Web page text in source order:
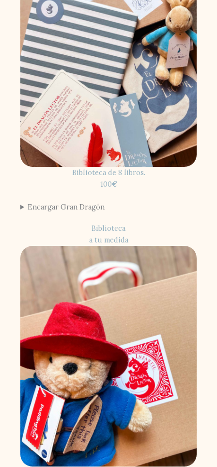
Biblioteca de 8 libros.
100€
Encargar Gran Dragón
Biblioteca
a tu medida